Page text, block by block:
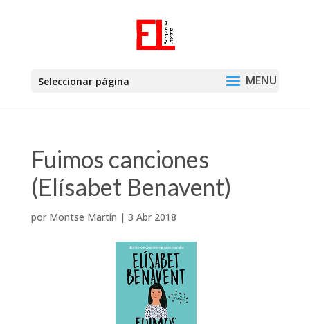
Seleccionar página
Fuimos canciones
(Elísabet Benavent)
por Montse Martín | 3 Abr 2018